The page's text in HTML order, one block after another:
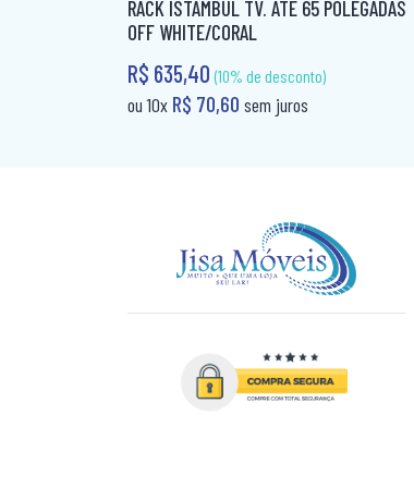
RACK ISTAMBUL TV. ATÉ 65 POLEGADAS
OFF WHITE/CORAL
R$ 635,40(10% de desconto)
ou 10x R$ 70,60 sem juros